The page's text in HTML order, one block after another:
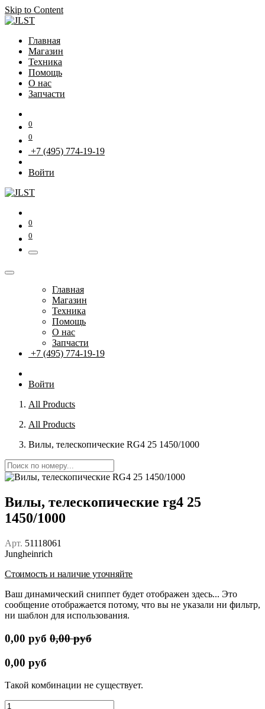
Skip to Content
Главная
Магазин
Техника
Помощь
О нас
Запчасти
0
0
+7 (495) 774-19-19
Войти
0
0
Главная
Магазин
Техника
Помощь
О нас
Запчасти
+7 (495) 774-19-19
Войти
All Products
All Products
Вилы, телескопические RG4 25 1450/1000
Вилы, телескопические rg4 25
1450/1000
Арт. 51118061
Jungheinrich
Стоимость и наличие уточняйте
Ваш динамический сниппет будет отображен здесь... Это
сообщение отображается потому, что вы не указали ни фильтр,
ни шаблон для использования.
0,00 руб 0,00руб
0,00 руб
Такой комбинации не существует.